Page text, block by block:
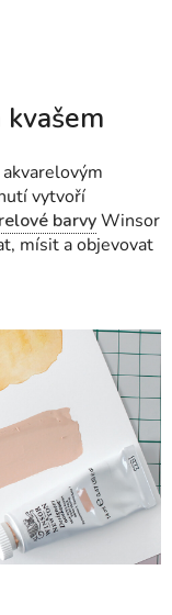
kvašem
vytvoří
barvyWinsor
mísit a objevovat